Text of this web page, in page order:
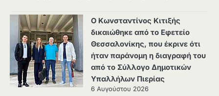
Ο Κωνσταντίνος Κιτιξής
δικαιώθηκε από το Εφετείο
Θεσσαλονίκης, που έκρινε ότι
ήταν παράνομη η διαγραφή του
από το Σύλλογο Δημοτικών
Υπαλλήλων Πιερίας
6 Αυγούστου 2026